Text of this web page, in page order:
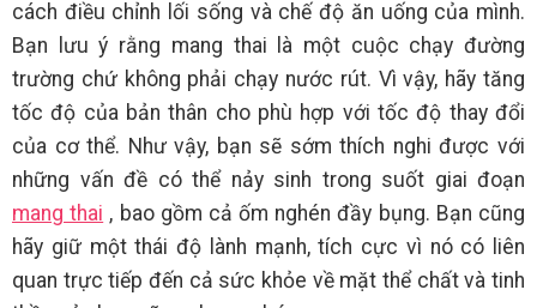
cách điều chỉnh lối sống và chế độ ăn uống của mình.
Bạn lưu ý rằng mang thai là một cuộc chạy đường
trường chứ không phải chạy nước rút. Vì vậy, hãy tăng
tốc độ của bản thân cho phù hợp với tốc độ thay đổi
của cơ thể. Như vậy, bạn sẽ sớm thích nghi được với
những vấn đề có thể nảy sinh trong suốt giai đoạn
mang thai , bao gồm cả ốm nghén đầy bụng. Bạn cũng
hãy giữ một thái độ lành mạnh, tích cực vì nó có liên
quan trực tiếp đến cả sức khỏe về mặt thể chất và tinh